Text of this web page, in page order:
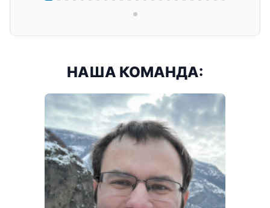
НАША КОМАНДА: